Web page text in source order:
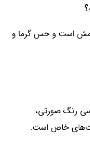
است و حس گرما و
رنگ صورتی،
خاص است.